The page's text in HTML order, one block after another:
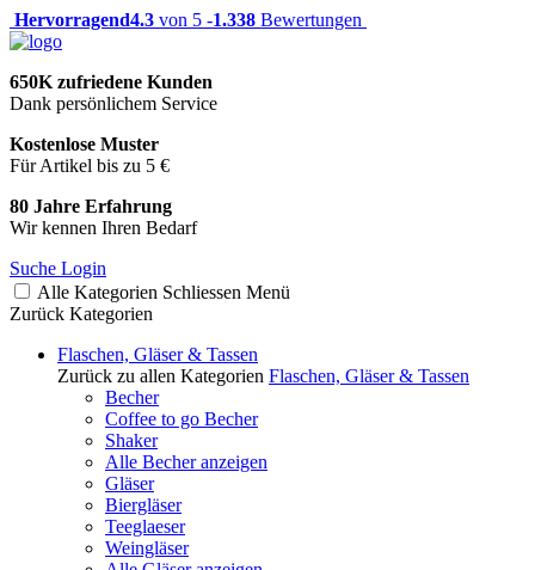
Hervorragend4.3 von 5 -1.338 Bewertungen
650K zufriedene Kunden
Dank persönlichem Service
Kostenlose Muster
Für Artikel bis zu 5 €
80 Jahre Erfahrung
Wir kennen Ihren Bedarf
Suche Login
Alle Kategorien Schliessen Menü
Zurück Kategorien
Flaschen, Gläser & Tassen
Zurück zu allen Kategorien Flaschen, Gläser & Tassen
Becher
Coffee to go Becher
Shaker
Alle Becher anzeigen
Gläser
Biergläser
Teeglaeser
Weingläser